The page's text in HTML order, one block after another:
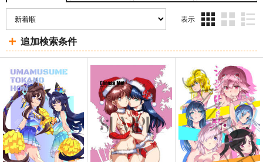
表示
ム
表
示
ム
表
示
ム
表
示
追加検索条件